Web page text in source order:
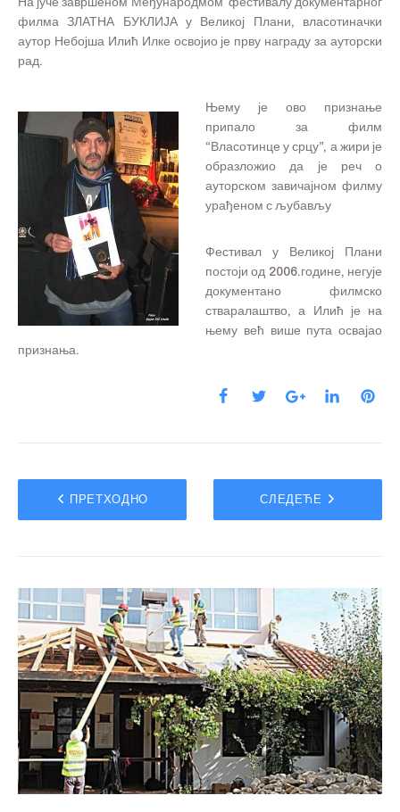
филма ЗЛАТНА БУКЛИЈА у Великој Плани, власотиначки
аутор Небојша Илић Илке освојио је прву награду за ауторски
рад.
Њему је ово признање
припало за филм
“Власотинце у срцу”, а жири је
образложио да је реч о
ауторском завичајном филму
урађеном с љубављу
Фестивал у Великој Плани
постоји од 2006.године, негује
документано филмско
стваралаштво, а Илић је на
њему већ више пута освајао
признања.
ПРЕТХОДНО СЛЕДЕЋЕ